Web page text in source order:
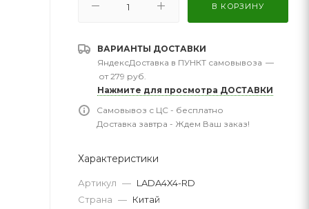
В КОРЗИНУ
ВАРИАНТЫ ДОСТАВКИ
ЯндексДоставка в ПУНКТ самовывоза —
от 279 руб.
Нажмите для просмотра ДОСТАВКИ
Самовывоз с ЦС - бесплатно
Доставка завтра - Ждем Ваш заказ!
Характеристики
Артикул — LADA4X4-RD
Страна — Китай